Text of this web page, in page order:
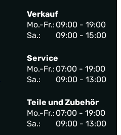
Verkauf
Mo.-Fr.: 09:00 - 19:00
Sa.:
09:00 - 15:00
Service
Mo.-Fr.: 07:00 - 19:00
Sa.:
09:00 - 13:00
Teile und Zubehör
Mo.-Fr.: 07:00 - 19:00
Sa.:
09:00 - 13:00